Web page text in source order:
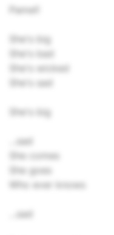
Pame!!
She's big
She's bad
She's wicked
She's sad
She's big
...sad
She comes
She goes
Who ever knows
...sad